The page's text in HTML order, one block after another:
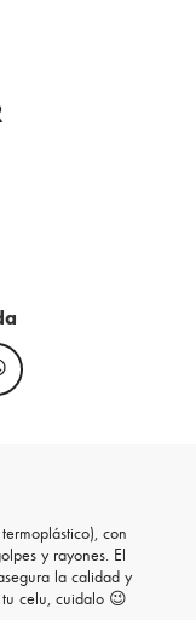
con
y rayones. El
la calidad y
celu, cuidalo 😉